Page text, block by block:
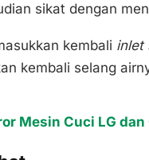
sikat dengan
kembali inlet
kembali selang
Mesin Cuci LG